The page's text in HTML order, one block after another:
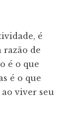
é
razão de
é o que
é o que
viver seu